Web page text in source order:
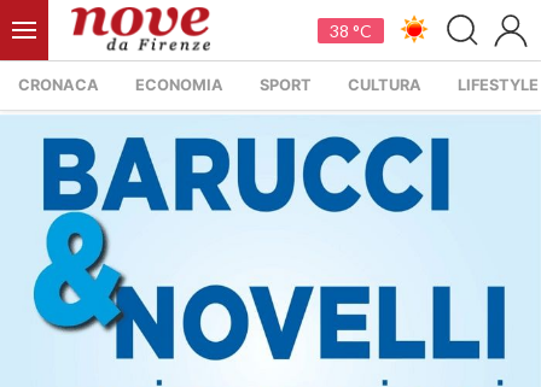
38 °C
CRONACA ECONOMIA SPORT CULTURA LIFESTYLE